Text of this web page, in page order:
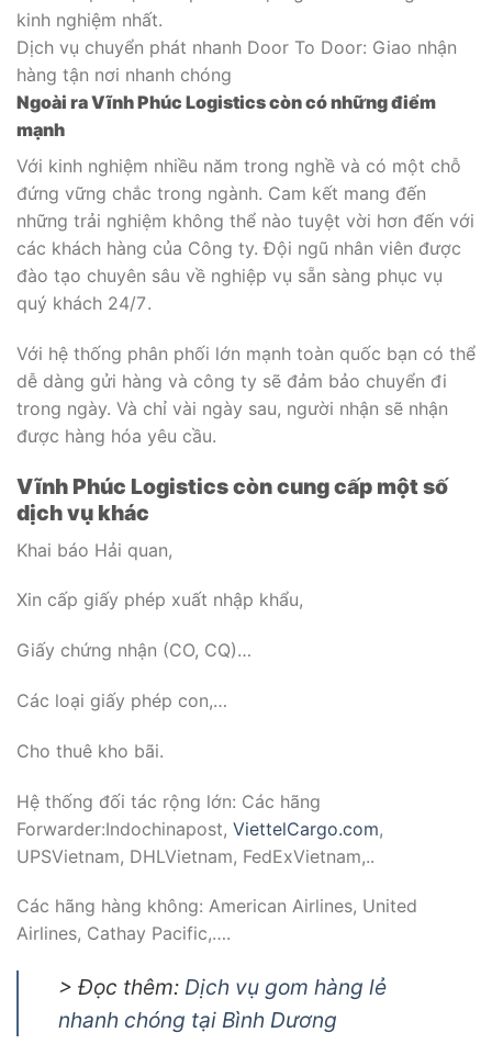
kinh nghiệm nhất.
Dịch vụ chuyển phát nhanh Door To Door: Giao nhận
hàng tận nơi nhanh chóng
Ngoài ra Vĩnh Phúc Logistics còn có những điểm
mạnh
Với kinh nghiệm nhiều năm trong nghề và có một chỗ
đứng vững chắc trong ngành. Cam kết mang đến
những trải nghiệm không thể nào tuyệt vời hơn đến với
các khách hàng của Công ty. Đội ngũ nhân viên được
đào tạo chuyên sâu về nghiệp vụ sẵn sàng phục vụ
quý khách 24/7 .
Với hệ thống phân phối lớn mạnh toàn quốc bạn có thể
dễ dàng gửi hàng và công ty sẽ đảm bảo chuyển đi
trong ngày. Và chỉ vài ngày sau, người nhận sẽ nhận
được hàng hóa yêu cầu.
Vĩnh Phúc Logistics còn cung cấp một số
dịch vụ khác
Khai báo Hải quan,
Xin cấp giấy phép xuất nhập khẩu,
Giấy chứng nhận (CO, CQ)…
Các loại giấy phép con,…
Cho thuê kho bãi.
Hệ thống đối tác rộng lớn: Các hãng
Forwarder:Indochinapost, ViettelCargo.com,
UPSVietnam, DHLVietnam, FedExVietnam,..
Các hãng hàng không: American Airlines, United
Airlines, Cathay Pacific,….
> Đọc thêm: Dịch vụ gom hàng lẻ
nhanh chóng tại Bình Dương